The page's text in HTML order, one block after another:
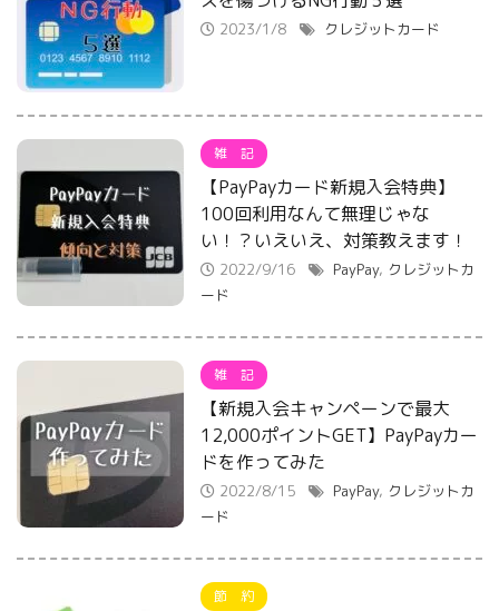
2023/1/8 クレジットカード
雑 記
【PayPayカード新規入会特典】
100回利用なんて無理じゃな
い！？いえいえ、対策教えます！
2022/9/16 PayPay, クレジットカ
ード
雑 記
【新規入会キャンペーンで最大
12,000ポイントGET】PayPayカー
ドを作ってみた
2022/8/15 PayPay, クレジットカ
ード
節 約